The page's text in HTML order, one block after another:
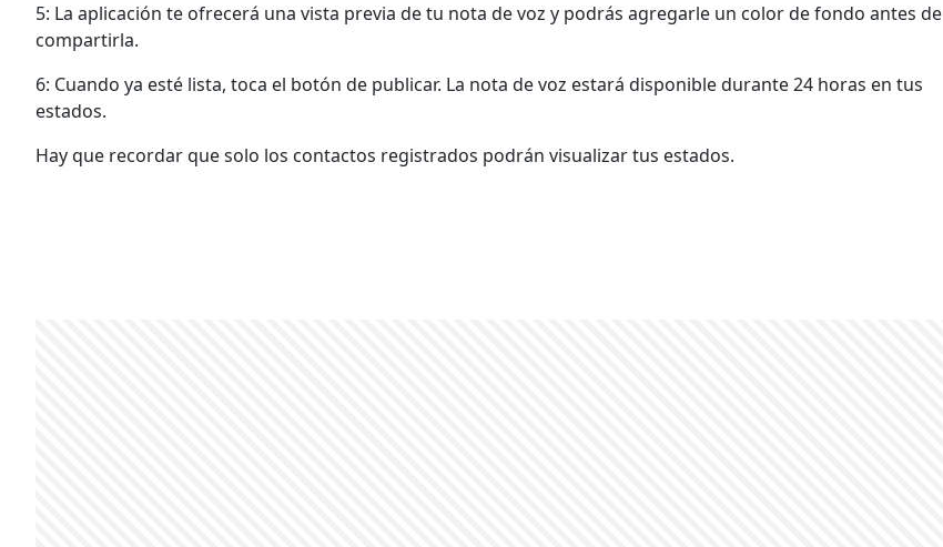
5: La aplicación te ofrecerá una vista previa de tu nota de voz y podrás agregarle un color de fondo antes de
compartirla.
6: Cuando ya esté lista, toca el botón de publicar. La nota de voz estará disponible durante 24 horas en tus
estados.
Hay que recordar que solo los contactos registrados podrán visualizar tus estados.